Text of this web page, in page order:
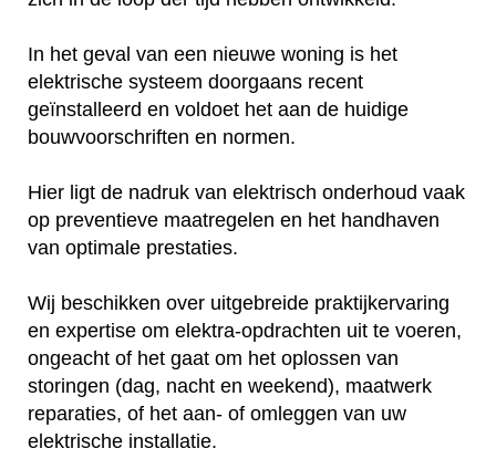
In het geval van een nieuwe woning is het
elektrische systeem doorgaans recent
geïnstalleerd en voldoet het aan de huidige
bouwvoorschriften en normen.
Hier ligt de nadruk van elektrisch onderhoud vaak
op preventieve maatregelen en het handhaven
van optimale prestaties.
Wij beschikken over uitgebreide praktijkervaring
en expertise om elektra-opdrachten uit te voeren,
ongeacht of het gaat om het oplossen van
storingen (dag, nacht en weekend), maatwerk
reparaties, of het aan- of omleggen van uw
elektrische installatie.